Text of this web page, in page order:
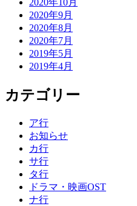
2020年10月
2020年9月
2020年8月
2020年7月
2019年5月
2019年4月
カテゴリー
ア行
お知らせ
カ行
サ行
タ行
ドラマ・映画OST
ナ行